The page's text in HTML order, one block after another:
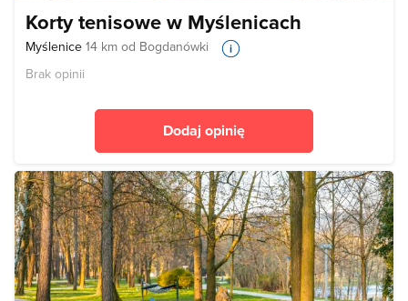
Korty tenisowe w Myślenicach
Myślenice 14 km od Bogdanówki
Brak opinii
Dodaj opinię